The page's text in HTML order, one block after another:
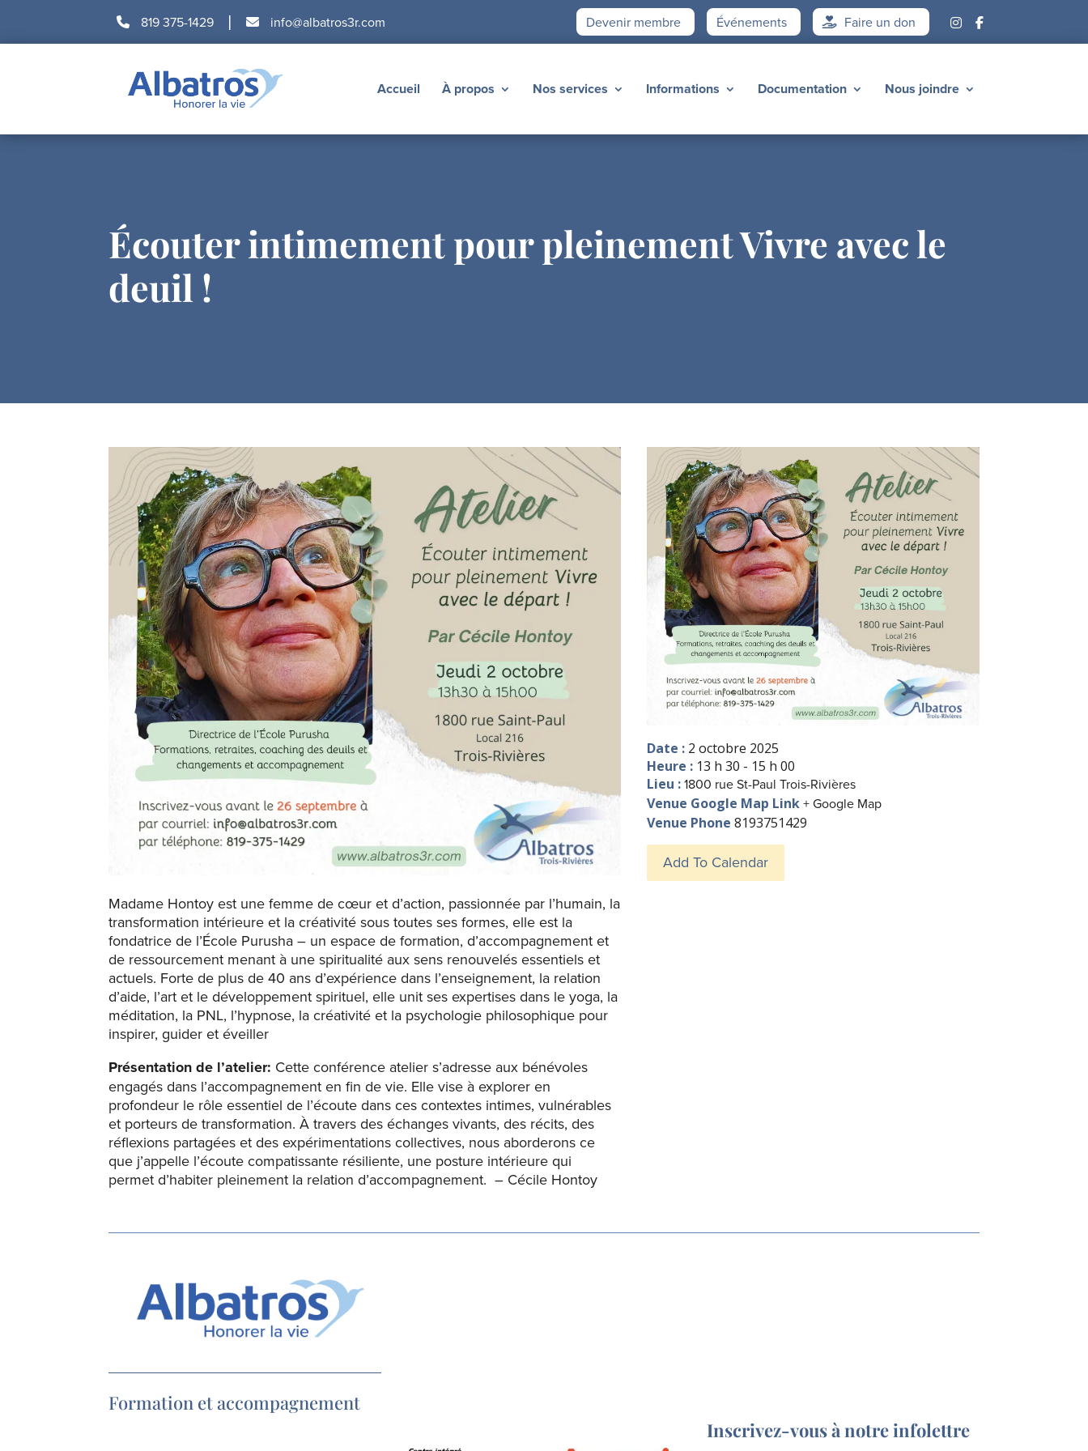
819 375-1429 | info@albatros3r.com Devenir membre Événements Faire un don
Accueil À propos Nos services Informations Documentation Nous joindre
Écouter intimement pour pleinement Vivre avec le
deuil !
Madame Hontoy est une femme de cœur et d’action, passionnée par l’humain, la
transformation intérieure et la créativité sous toutes ses formes, elle est la
fondatrice de l’École Purusha – un espace de formation, d’accompagnement et
de ressourcement menant à une spiritualité aux sens renouvelés essentiels et
actuels. Forte de plus de 40 ans d’expérience dans l’enseignement, la relation
d’aide, l’art et le développement spirituel, elle unit ses expertises dans le yoga, la
méditation, la PNL, l’hypnose, la créativité et la psychologie philosophique pour
inspirer, guider et éveiller
Présentation de l’atelier: Cette conférence atelier s’adresse aux bénévoles
engagés dans l’accompagnement en fin de vie. Elle vise à explorer en
profondeur le rôle essentiel de l’écoute dans ces contextes intimes, vulnérables
et porteurs de transformation. À travers des échanges vivants, des récits, des
réflexions partagées et des expérimentations collectives, nous aborderons ce
que j’appelle l’écoute compatissante résiliente, une posture intérieure qui
permet d’habiter pleinement la relation d’accompagnement. – Cécile Hontoy
Date : 2 octobre 2025
Heure : 13 h 30 - 15 h 00
Lieu :1800 rue St-Paul Trois-Rivières
Venue Google Map Link+ Google Map
Venue Phone 8193751429
Add To Calendar
Formation et accompagnement
Inscrivez-vous à notre infolettre